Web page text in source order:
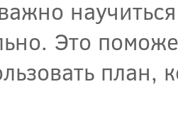
Это
план,